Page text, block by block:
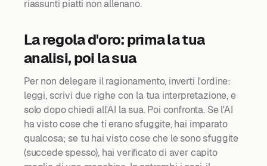
riassunti piatti non allenano.
La regola d'oro: prima la tua
analisi, poi la sua
Per non delegare il ragionamento, inverti l'ordine:
leggi, scrivi due righe con la tua interpretazione, e
solo dopo chiedi all'AI la sua. Poi confronta. Se l'AI
ha visto cose che ti erano sfuggite, hai imparato
qualcosa; se tu hai visto cose che le sono sfuggite
(succede spesso), hai verificato di aver capito